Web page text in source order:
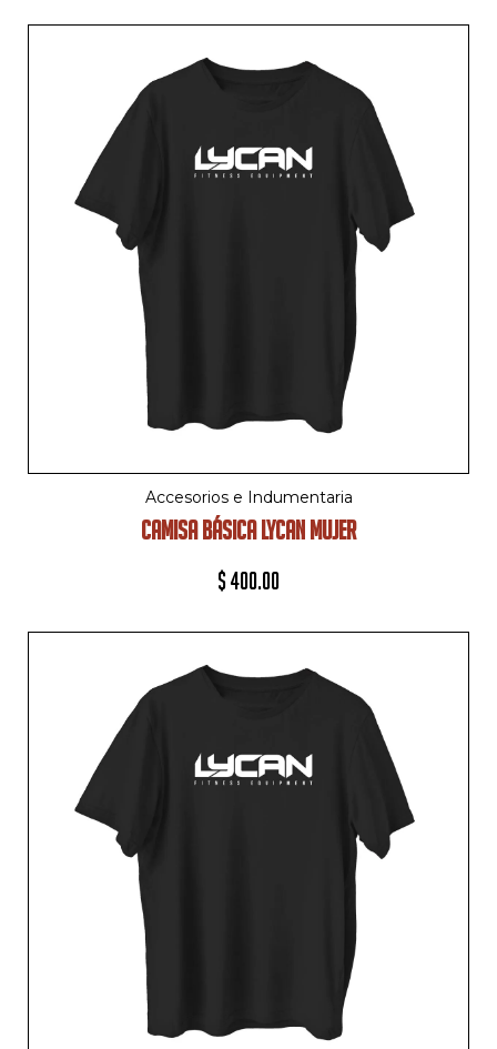
Accesorios e Indumentaria
CAMISA BÁSICA LYCAN MUJER
$400.00